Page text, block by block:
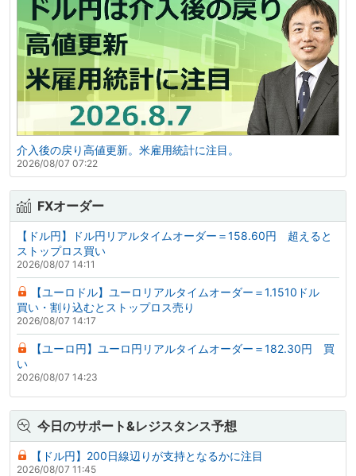
介入後の戻り高値更新。米雇用統計に注目。
2026/08/07 07:22
FXオーダー
【ドル円】ドル円リアルタイムオーダー＝158.60円 超えると
ストップロス買い
2026/08/07 14:11
【ユーロドル】ユーロリアルタイムオーダー＝1.1510ドル
買い・割り込むとストップロス売り
2026/08/07 14:17
【ユーロ円】ユーロ円リアルタイムオーダー＝182.30円 買
い
2026/08/07 14:23
今日のサポート&レジスタンス予想
【ドル円】200日線辺りが支持となるかに注目
2026/08/07 11:45